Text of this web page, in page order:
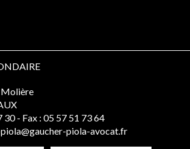
Molière
30 - Fax : 05 57 51 73 64
piola-avocat.fr